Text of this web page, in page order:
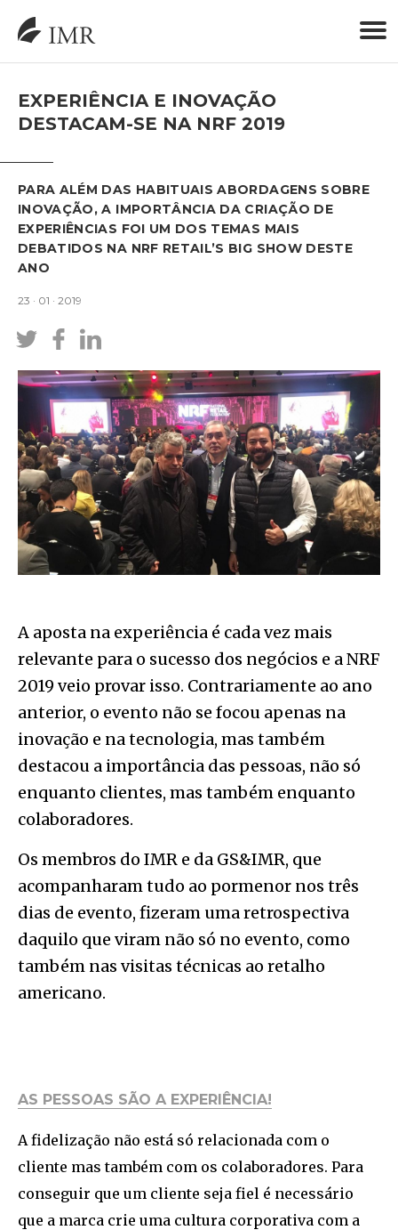
EXPERIÊNCIA E INOVAÇÃO
DESTACAM-SE NA NRF 2019
PARA ALÉM DAS HABITUAIS ABORDAGENS SOBRE
INOVAÇÃO, A IMPORTÂNCIA DA CRIAÇÃO DE
EXPERIÊNCIAS FOI UM DOS TEMAS MAIS
DEBATIDOS NA NRF RETAIL’S BIG SHOW DESTE
ANO
23 · 01 · 2019
A aposta na experiência é cada vez mais
relevante para o sucesso dos negócios e a NRF
2019 veio provar isso. Contrariamente ao ano
anterior, o evento não se focou apenas na
inovação e na tecnologia, mas também
destacou a importância das pessoas, não só
enquanto clientes, mas também enquanto
colaboradores.
Os membros do IMR e da GS&IMR, que
acompanharam tudo ao pormenor nos três
dias de evento, fizeram uma retrospectiva
daquilo que viram não só no evento, como
também nas visitas técnicas ao retalho
americano.
AS PESSOAS SÃO A EXPERIÊNCIA!
A fidelização não está só relacionada com o
cliente mas também com os colaboradores. Para
conseguir que um cliente seja fiel é necessário
que a marca crie uma cultura corporativa com a